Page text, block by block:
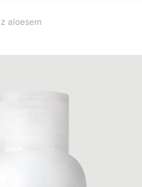
aloesem